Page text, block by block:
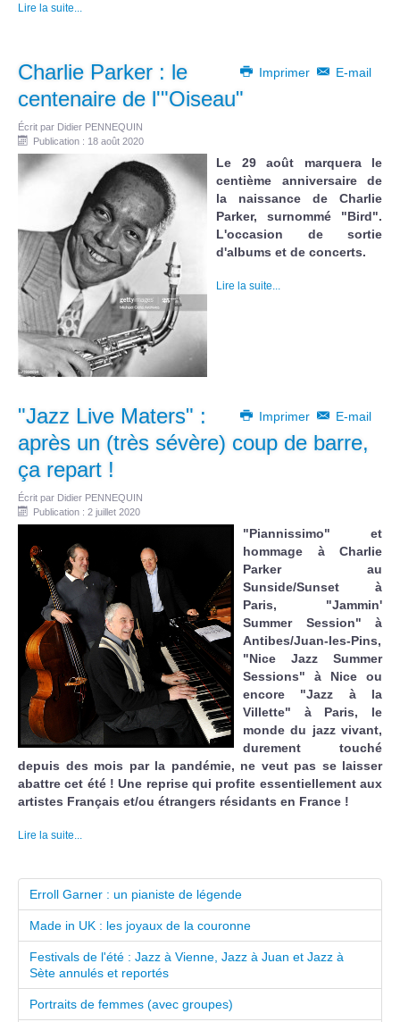
Lire la suite...
Imprimer E-mail
Charlie Parker : le
centenaire de l'"Oiseau"
Écrit par Didier PENNEQUIN
Publication : 18 août 2020
Le 29 août marquera le
centième anniversaire de
la naissance de Charlie
Parker, surnommé "Bird".
L'occasion de sortie
d'albums et de concerts.
Lire la suite...
Imprimer E-mail
"Jazz Live Maters" :
après un (très sévère) coup de barre,
ça repart !
Écrit par Didier PENNEQUIN
Publication : 2 juillet 2020
"Piannissimo" et
hommage à Charlie
Parker au
Sunside/Sunset à
Paris, "Jammin'
Summer Session" à
Antibes/Juan-les-Pins,
"Nice Jazz Summer
Sessions" à Nice ou
encore "Jazz à la
Villette" à Paris, le
monde du jazz vivant,
durement touché
depuis des mois par la pandémie, ne veut pas se laisser
abattre cet été ! Une reprise qui profite essentiellement aux
artistes Français et/ou étrangers résidants en France !
Lire la suite...
Erroll Garner : un pianiste de légende
Made in UK : les joyaux de la couronne
Festivals de l'été : Jazz à Vienne, Jazz à Juan et Jazz à
Sète annulés et reportés
Portraits de femmes (avec groupes)